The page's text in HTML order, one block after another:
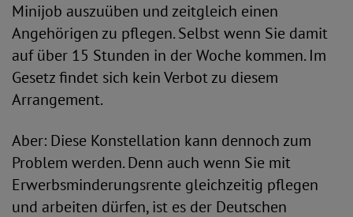
Minijob auszuüben und zeitgleich einen
Angehörigen zu pflegen. Selbst wenn Sie damit
auf über 15 Stunden in der Woche kommen. Im
Gesetz findet sich kein Verbot zu diesem
Arrangement.
Aber: Diese Konstellation kann dennoch zum
Problem werden. Denn auch wenn Sie mit
Erwerbsminderungsrente gleichzeitig pflegen
und arbeiten dürfen, ist es der Deutschen